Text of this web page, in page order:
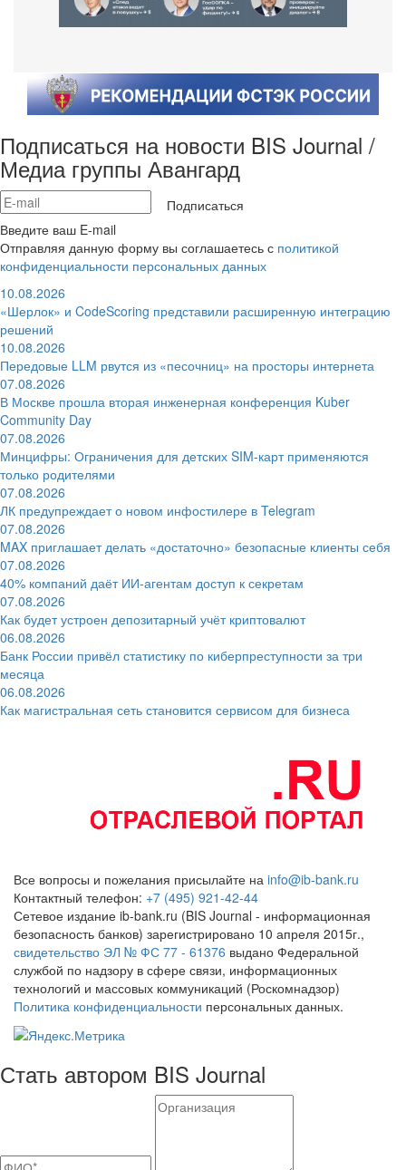
Подписаться на новости BIS Journal /
Медиа группы Авангард
Подписаться
Введите ваш E-mail
Отправляя данную форму вы соглашаетесь с политикой
конфиденциальности персональных данных
10.08.2026
«Шерлок» и CodeScoring представили расширенную интеграцию
решений
10.08.2026
Передовые LLM рвутся из «песочниц» на просторы интернета
07.08.2026
В Москве прошла вторая инженерная конференция Kuber
Community Day
07.08.2026
Минцифры: Ограничения для детских SIM-карт применяются
только родителями
07.08.2026
ЛК предупреждает о новом инфостилере в Telegram
07.08.2026
MAX приглашает делать «достаточно» безопасные клиенты себя
07.08.2026
40% компаний даёт ИИ‑агентам доступ к секретам
07.08.2026
Как будет устроен депозитарный учёт криптовалют
06.08.2026
Банк России привёл статистику по киберпреступности за три
месяца
06.08.2026
Как магистральная сеть становится сервисом для бизнеса
Все вопросы и пожелания присылайте на info@ib-bank.ru
Контактный телефон: +7 (495) 921-42-44
Сетевое издание ib-bank.ru (BIS Journal - информационная
безопасность банков) зарегистрировано 10 апреля 2015г.,
свидетельство ЭЛ № ФС 77 - 61376 выдано Федеральной
службой по надзору в сфере связи, информационных
технологий и массовых коммуникаций (Роскомнадзор)
Политика конфиденциальности персональных данных.
Стать автором BIS Journal